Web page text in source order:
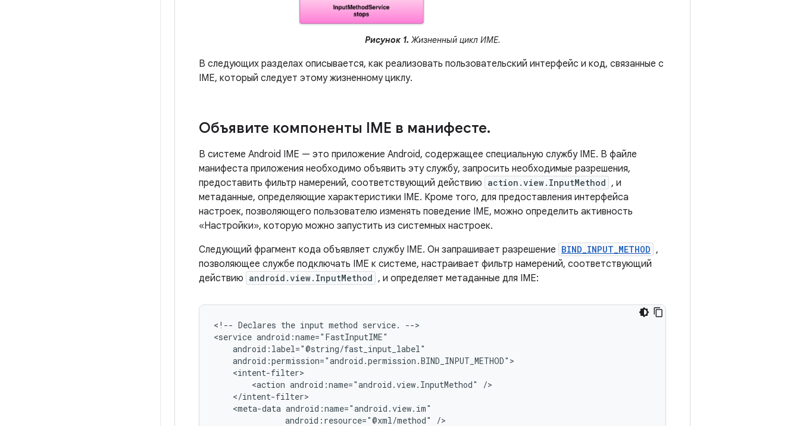
Рисунок 1. Жизненный цикл ИМЕ.
В следующих разделах описывается, как реализовать пользовательский интерфейс и код, связанные с
IME, который следует этому жизненному циклу.
Объявите компоненты IME в манифесте.
В системе Android IME — это приложение Android, содержащее специальную службу IME. В файле
манифеста приложения необходимо объявить эту службу, запросить необходимые разрешения,
предоставить фильтр намерений, соответствующий действию action.view.InputMethod , и
метаданные, определяющие характеристики IME. Кроме того, для предоставления интерфейса
настроек, позволяющего пользователю изменять поведение IME, можно определить активность
«Настройки», которую можно запустить из системных настроек.
Следующий фрагмент кода объявляет службу IME. Он запрашивает разрешение BIND_INPUT_METHOD ,
позволяющее службе подключать IME к системе, настраивает фильтр намерений, соответствующий
действию android.view.InputMethod , и определяет метаданные для IME:
<!-- Declares the input method service.
-->
<service
<action android:name="android.view.InputMethod"
<meta-data
android:resource="@xml/method"
/>